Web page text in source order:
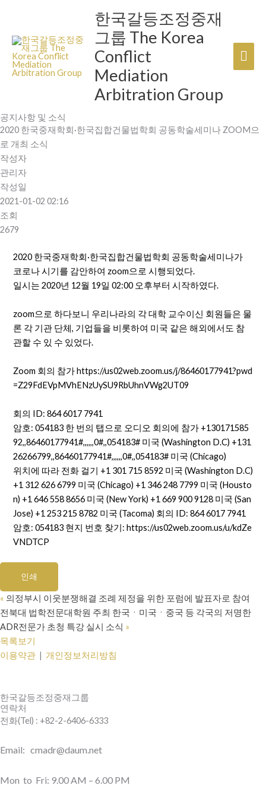
한국갈등조정중재
그룹 The Korea
Conflict
Mediation
Arbitration Group
인
메
공지사항 및 소식
2020 한국중재학회·한국집합건물법학회 공동학술세미나 ZOOM으
로 개최 소식
작성자
관리자
작성일
2021-01-02 02:16
조회
2679
2020 한국중재학회·한국집합건물법학회 공동학술세미나가
코로나 시기를 감안하여 zoom으로 시행되었다.
일시는 2020년 12월 19일 02:00 오후부터 시작하였다.
zoom으로 하다보니 우리나라의 각 대학 교수이신 회원들은 물
론 각 기관 단체, 기업들을 비롯하여 미국 같은 해외에서도 참
관할 수 있 수 있었다.
Zoom 회의 참가 https://us02web.zoom.us/j/86460177941?pwd
=Z29FdEVpMVhENzUySU9RbUhnVWg2UT09
회의 ID: 864 6017 7941
암호: 054183 한 번의 탭으로 오디오 회의에 참가 +130171585
92,,86460177941#,,,,,,0#,,054183# 미국 (Washington D.C) +131
26266799,,86460177941#,,,,,,0#,,054183# 미국 (Chicago)
위치에 따라 전화 걸기 +1 301 715 8592 미국 (Washington D.C)
+1 312 626 6799 미국 (Chicago) +1 346 248 7799 미국 (Housto
n) +1 646 558 8656 미국 (New York) +1 669 900 9128 미국 (San
Jose) +1 253 215 8782 미국 (Tacoma) 회의 ID: 864 6017 7941
암호: 054183 현지 번호 찾기: https://us02web.zoom.us/u/kdZe
VNDTCP
인쇄
« 의정부시 이웃분쟁해결 조례 제정을 위한 포럼에 발표자로 참여
전북대 법학전문대학원 주최 한국ㆍ미국ㆍ중국 등 각국의 저명한
ADR전문가 초청 특강 실시 소식 »
목록보기
이용약관 | 개인정보처리방침
한국갈등조정중재그룹
연락처
전화(Tel) : +82-2-6406-6333
Email: cmadr@daum.net
Mon to Fri: 9.00 AM – 6.00 PM